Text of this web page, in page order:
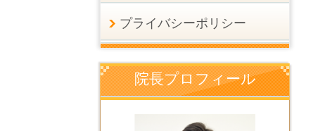
プライバシーポリシー
院長プロフィール